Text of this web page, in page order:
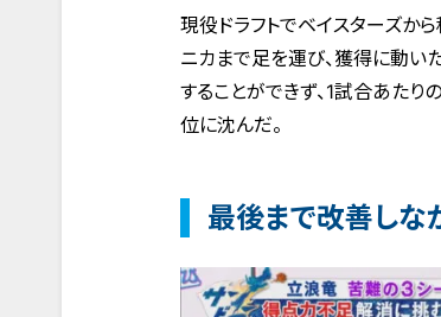
現役ドラフトでベイスターズか
ニカまで足を運び、獲得に動い
することができず、1試合あた
位に沈んだ。
最後まで改善しな